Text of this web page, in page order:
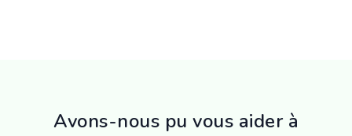
Avons-nous pu vous aider à